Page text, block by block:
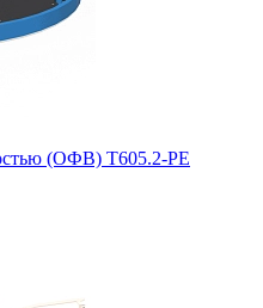
(ОФВ) T605.2-PE